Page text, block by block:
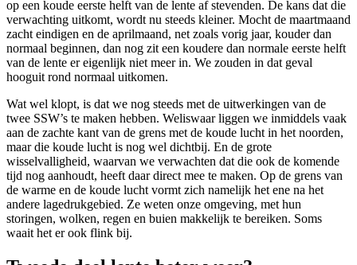
op een koude eerste helft van de lente af stevenden. De kans dat die
verwachting uitkomt, wordt nu steeds kleiner. Mocht de maartmaand
zacht eindigen en de aprilmaand, net zoals vorig jaar, kouder dan
normaal beginnen, dan nog zit een koudere dan normale eerste helft
van de lente er eigenlijk niet meer in. We zouden in dat geval
hooguit rond normaal uitkomen.
Wat wel klopt, is dat we nog steeds met de uitwerkingen van de
twee SSW’s te maken hebben. Weliswaar liggen we inmiddels vaak
aan de zachte kant van de grens met de koude lucht in het noorden,
maar die koude lucht is nog wel dichtbij. En de grote
wisselvalligheid, waarvan we verwachten dat die ook de komende
tijd nog aanhoudt, heeft daar direct mee te maken. Op de grens van
de warme en de koude lucht vormt zich namelijk het ene na het
andere lagedrukgebied. Ze weten onze omgeving, met hun
storingen, wolken, regen en buien makkelijk te bereiken. Soms
waait het er ook flink bij.